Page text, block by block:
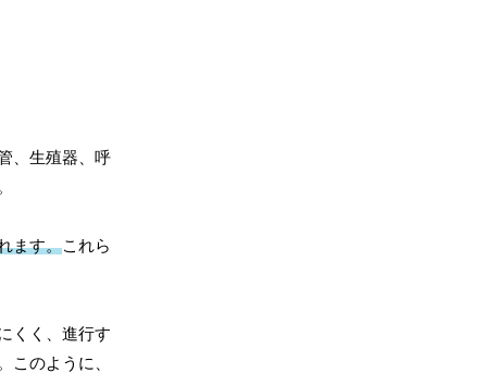
、生殖器、呼
ます。これら
くく、進行す
このように、